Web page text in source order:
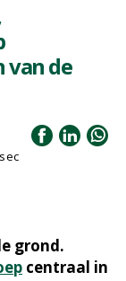
van de
grond.
centraal in